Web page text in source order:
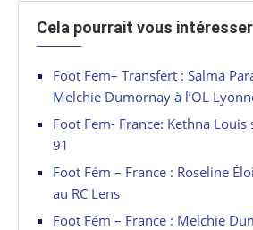
Cela pourrait vous intéresser
Foot Fem– Transfert : Salma
Melchie Dumornay à l’OL
Foot Fem- France: Kethna Louis
91
Foot Fém – France : Roseline
au RC Lens
Foot Fém – France : Melchie